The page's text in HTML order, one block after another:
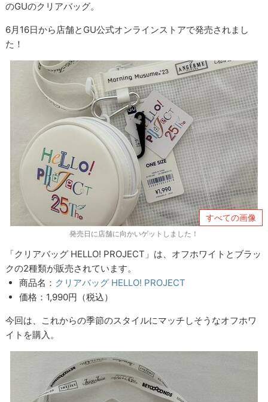
のGUのクリアバッグ。
6月16日から店舗とGU公式オンラインストアで発売されまし
た！
すべての画像
発売日に店舗に向かいゲットしました！
「クリアバッグ HELLO! PROJECT」は、オフホワイトとブラッ
クの2種類が販売されています。
商品名： クリアバッグ HELLO! PROJECT
価格：1,990円（税込）
今回は、これからの季節のスタイルにマッチしそうなオフホワ
イトを購入。